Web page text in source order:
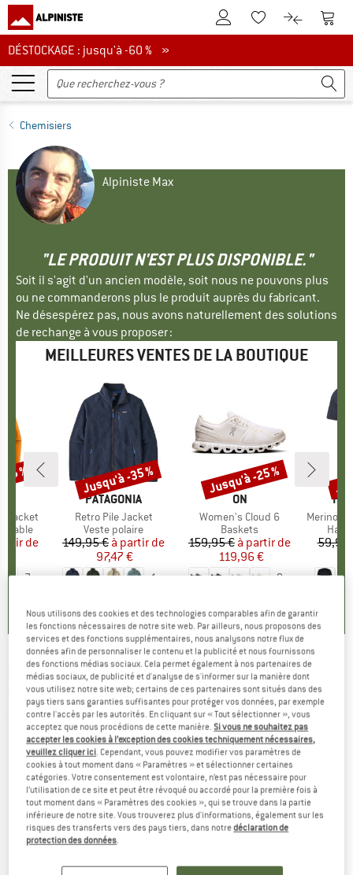
Vers le compte client
Vers la liste
Vers le
DÉSTOCKAGE : jusqu'à -60 %
DÉSTOCKAGE : jusqu'à -60 % »
Chemisiers
Alpiniste Max
"LE PRODUIT N'EST PLUS DISPONIBLE."
Soit il s'agit d'un ancien modèle, soit nous ne pouvons plus
ou ne commanderons plus le produit auprès du fabricant.
Ne désespérez pas, nous avons naturellement des solutions
de rechange à vous proposer :
MEILLEURES VENTES DE LA BOUTIQUE
Jacket
réduit
de
7
%
MARQUE
PATAGONIA
Article
Retro Pile Jacket
Product group
Veste polaire
Prix
149,95 € Prix réduit
à partir de
97,47 €
1
Remise
Jusqu'à -35 %
MARQUE
ON
Article
Women's Cloud 6
Product group
Baskets
Prix
159,95 € Prix réduit
à partir de
119,96 €
9
Remise
Jusqu'à -25 %
Article
MerinoMix150
Haut
59,95
PICTURE -Women's Marple Kimono Jacket -
Chemisier
(0)
Nous utilisons des cookies et des technologies comparables afin de garantir
les fonctions nécessaires de notre site web. Par ailleurs, nous proposons des
services et des fonctions supplémentaires, nous analysons notre flux de
données afin de personnaliser le contenu et la publicité et nous fournissons
des fonctions médias sociaux. Cela permet également à nos partenaires de
médias sociaux, de publicité et d'analyse de s'informer sur la manière dont
vous utilisez notre site web; certains de ces partenaires sont situés dans des
pays tiers sans garanties suffisantes pour protéger vos données, par exemple
contre l'accès par les autorités. En cliquant sur « Tout sélectionner », vous
acceptez que nous procédions de cette manière.Si vous ne souhaitez pas
accepter les cookies à l’exception des cookies techniquement nécessaires,
veuillez cliquer ici. Cependant, vous pouvez modifier vos paramètres de
cookies à tout moment dans « Paramètres » et sélectionner certaines
catégories. Votre consentement est volontaire, n’est pas nécessaire pour
l’utilisation de ce site et peut être révoqué ou accordé pour la première fois à
tout moment dans « Paramètres des cookies », qui se trouve dans la partie
inférieure de notre site. Vous trouverez plus d'informations, également sur les
risques des transferts vers des pays tiers, dans notredéclaration de
protection des données.